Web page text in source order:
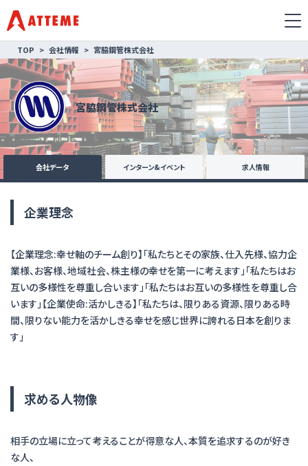
TOP 会社情報 宮脇鋼管株式会社
宮脇鋼管株式会社
会社データ インターン&イベント 求人情報
企業理念
【企業理念:幸せ軸のチーム創り】「私たちとその家族、仕入先様、協力企
業様、お客様、地域社会、株主様の幸せを第一に考えます」「私たちはお
互いの多様性を尊重し合います」「私たちはお互いの多様性を尊重し合
います」【企業使命:活かしきる】「私たちは、限りある資源、限りある時
間、限りない能力を活かしきる幸せを感じ世界に誇れる日本を創りま
す」
求める人物像
相手の立場に立って考えることが得意な人、本質を追求するのが好き
な人、